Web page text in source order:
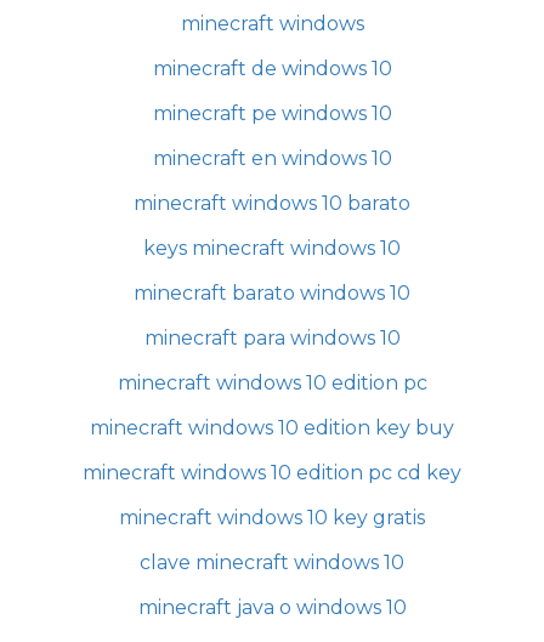
minecraft windows
minecraft de windows 10
minecraft pe windows 10
minecraft en windows 10
minecraft windows 10 barato
keys minecraft windows 10
minecraft barato windows 10
minecraft para windows 10
minecraft windows 10 edition pc
minecraft windows 10 edition key buy
minecraft windows 10 edition pc cd key
minecraft windows 10 key gratis
clave minecraft windows 10
minecraft java o windows 10